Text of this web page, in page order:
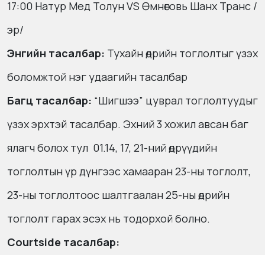
17:00 Натур Мед Толун VS Өмнөговь Шанх Транс /
эр/
Энгийн тасалбар: Тухайн өдрийн тоглолтыг үзэх
боломжтой нэг удаагийн тасалбар
Багц тасалбар: “Шигшээ” цуврал тоглолтуудыг
үзэх эрхтэй тасалбар. Эхний 3 хожил авсан баг
ялагч болох тул 01.14, 17, 21-ний өдрүүдийн
тоглолтын үр дүнгээс хамааран 23-ны тоглолт,
23-ны тоглолтоос шалтгаалан 25-ны өдрийн
тоглолт гарах эсэх нь тодорхой болно.
Courtside тасалбар: